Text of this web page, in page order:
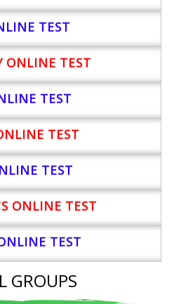
TEST
ONLINE TEST
TEST
TEST
TEST
ONLINE TEST
TEST
GROUPS